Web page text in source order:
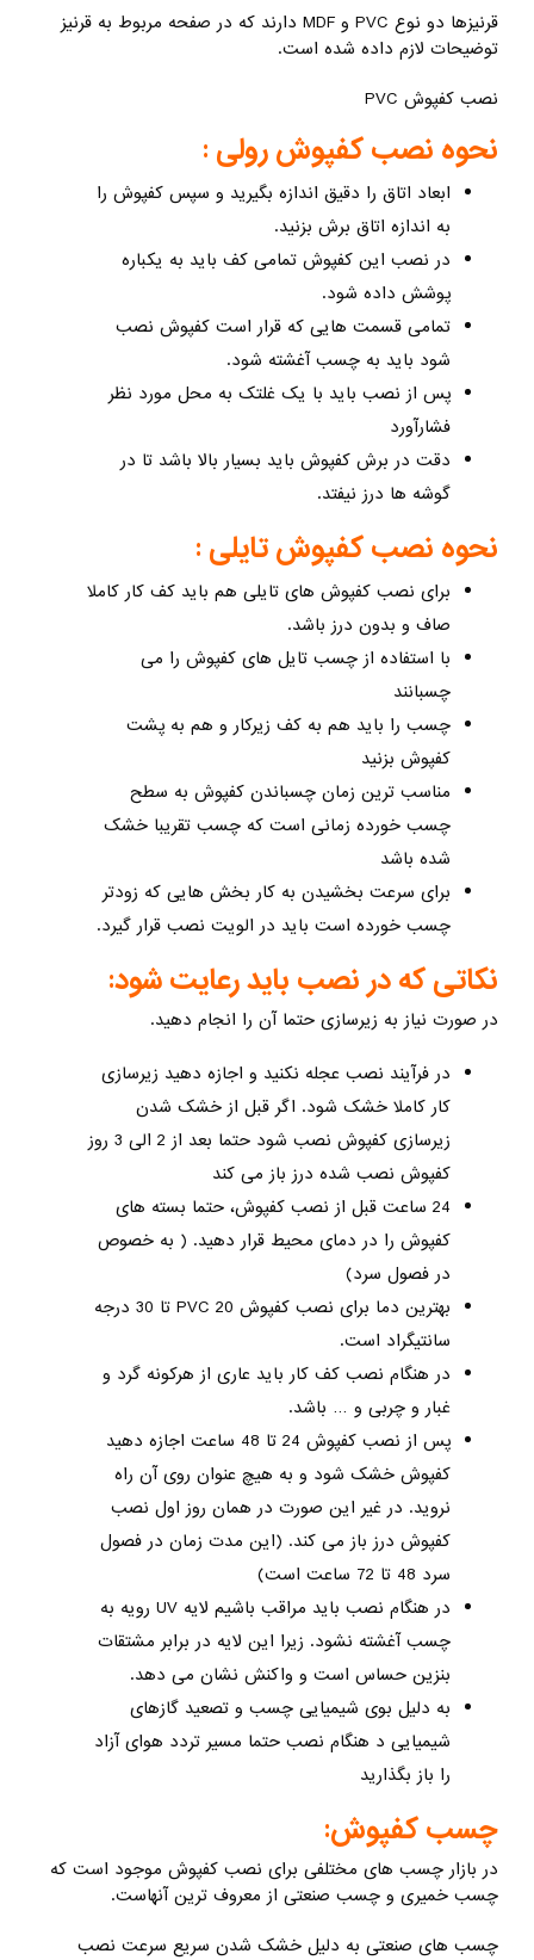
قرنیزها دو نوع PVC و MDF دارند که در صفحه مربوط به قرنیز
توضیحات لازم داده شده است.
نصب کفپوش PVC
نحوه نصب کفپوش رولی :
ابعاد اتاق را دقیق اندازه بگیرید و سپس کفپوش را
به اندازه اتاق برش بزنید.
در نصب این کفپوش تمامی کف باید به یکباره
پوشش داده شود.
تمامی قسمت هایی که قرار است کفپوش نصب
شود باید به چسب آغشته شود.
پس از نصب باید با یک غلتک به محل مورد نظر
فشارآورد
دقت در برش کفپوش باید بسیار بالا باشد تا در
گوشه ها درز نیفتد.
نحوه نصب کفپوش تایلی :
برای نصب کفپوش های تایلی هم باید کف کار کاملا
صاف و بدون درز باشد.
با استفاده از چسب تایل های کفپوش را می
چسبانند
چسب را باید هم به کف زیرکار و هم به پشت
کفپوش بزنید
مناسب ترین زمان چسباندن کفپوش به سطح
چسب خورده زمانی است که چسب تقریبا خشک
شده باشد
برای سرعت بخشیدن به کار بخش هایی که زودتر
چسب خورده است باید در الویت نصب قرار گیرد.
نکاتی که در نصب باید رعایت شود:
در صورت نیاز به زیرسازی حتما آن را انجام دهید.
در فرآیند نصب عجله نکنید و اجازه دهید زیرسازی
کار کاملا خشک شود. اگر قبل از خشک شدن
زیرسازی کفپوش نصب شود حتما بعد از 2 الی 3 روز
کفپوش نصب شده درز باز می کند
24 ساعت قبل از نصب کفپوش، حتما بسته های
کفپوش را در دمای محیط قرار دهید. ( به خصوص
در فصول سرد)
بهترین دما برای نصب کفپوش PVC 20 تا 30 درجه
سانتیگراد است.
در هنگام نصب کف کار باید عاری از هرکونه گرد و
غبار و چربی و … باشد.
پس از نصب کفپوش 24 تا 48 ساعت اجازه دهید
کفپوش خشک شود و به هیچ عنوان روی آن راه
نروید. در غیر این صورت در همان روز اول نصب
کفپوش درز باز می کند. (این مدت زمان در فصول
سرد 48 تا 72 ساعت است)
در هنگام نصب باید مراقب باشیم لایه UV رویه به
چسب آغشته نشود. زیرا این لایه در برابر مشتقات
بنزین حساس است و واکنش نشان می دهد.
به دلیل بوی شیمیایی چسب و تصعید گازهای
شیمیایی د هنگام نصب حتما مسیر تردد هوای آزاد
را باز بگذارید
چسب کفپوش:
در بازار چسب های مختلفی برای نصب کفپوش موجود است که
چسب خمیری و چسب صنعتی از معروف ترین آنهاست.
چسب های صنعتی به دلیل خشک شدن سریع سرعت نصب